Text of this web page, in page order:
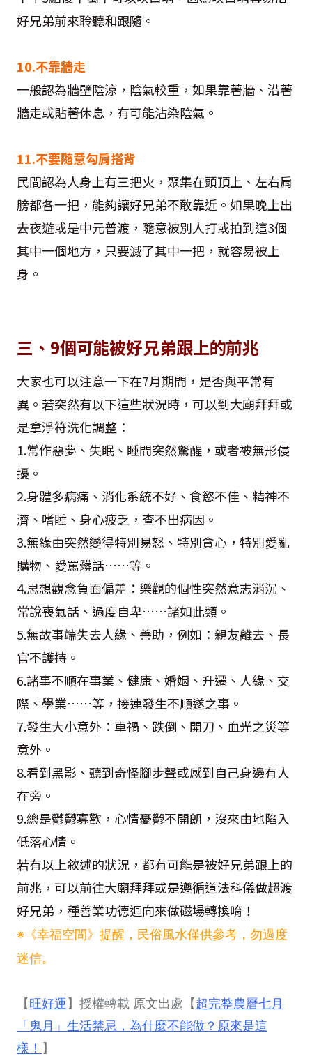
好兄弟前來聆聽和跟隨。
10.不靠牆走
一般認為牆壁陰涼，陰氣較重，如果靠著牆、沿著
牆走或貼著休息，有可能沾染陰氣。
11.不要隨意勾肩搭背
民間認為人身上有三把火，聚集在頭頂上、左右肩
膀都各一把，能夠讓好兄弟不敢靠近。如果晚上出
去夜遊或是中元普渡，隨意被別人打或拍到這3個
其中一個地方，只要滅了其中一把，就容易被上
身。
三、9個可能被好兄弟跟上的前兆
大家也可以注意一下在7月期間，是否與平常有
異。若突然有以下這些狀況時，可以到大廟拜拜或
是拿淨符洗化調整：
1.常作惡夢、失眠、睡間突然驚醒，或者被無形侵
擾。
2.身體多病痛、消化系統不好、食慾不佳、精神不
濟、嗜睡、身心疲乏，查不出病因。
3.無緣由突然變得特別易怒、特別貪心，特別愛亂
購物、愛罵髒話……等。
4.思想觀念負面偏差：樂觀的個性突然意志消沉、
常說喪氣話、過度自卑……諸如此類。
5.無故事端失去人緣、善助，例如：親友離去、長
官不護持。
6.諸事不順在事業、健康、婚姻、升遷、人緣、交
際、學業……等，接連發生不順遂之事。
7.發生大小意外：車禍、跌倒、開刀、血光之災等
意外。
8.看到黑影、聽到奇怪腳步聲或感到自己身邊有人
在旁。
9.總是鬱鬱寡歡，心情憂鬱不開朗，沒來由地陷入
低落心情。
若有以上敘述的狀況，都有可能是被好兄弟跟上的
前兆，可以前往大廟拜拜或是遵循道法科儀做超渡
好兄弟，種善業功德迴向來做磁場轉換唷！
※《幸福空間》提醒，民俗風水僅供參考，勿過度
迷信。
【旺好運】授權轉載 原文出處【超完整農曆七月
「鬼月」生活禁忌，為什麼不能做？原來是這
樣！ 】